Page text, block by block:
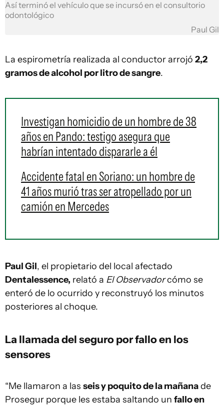
Así terminó el vehículo que se incursó en el consultorio
odontológico
Paul Gil
La espirometría realizada al conductor arrojó 2,2
gramos de alcohol por litro de sangre.
Investigan homicidio de un hombre de 38
años en Pando: testigo asegura que
habrían intentado dispararle a él
Accidente fatal en Soriano: un hombre de
41 años murió tras ser atropellado por un
camión en Mercedes
Paul Gil, el propietario del local afectado
Dentalessence, relató a El Observadorcómo se
enteró de lo ocurrido y reconstruyó los minutos
posteriores al choque.
La llamada del seguro por fallo en los
sensores
“Me llamaron a las seis y poquito de la mañanade
Prosegur porque les estaba saltando un fallo en